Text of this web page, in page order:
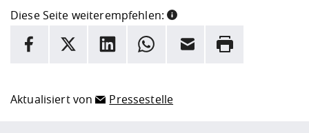
Diese Seite weiterempfehlen:
INFORMATION
Facebook
X LinkedInWhatsappE-Mail Drucken
Aktualisiert von Pressestelle